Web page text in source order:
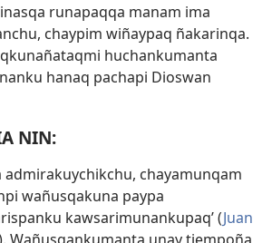
runapaqqa manam ima
chaypim wiñaypaq ñakarinqa.
huchankumanta
hanaq pachapi Dioswan
NIN:
admirakuychikchu, chayamunqam
wañusqakuna paypa
kawsarimunankupaq’ (Juan